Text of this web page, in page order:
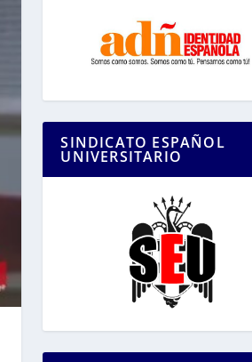
SINDICATO ESPAÑOL
UNIVERSITARIO